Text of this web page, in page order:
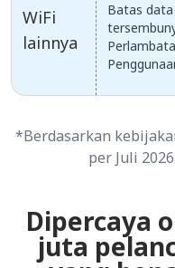
WiFi
lainnya
Batas
*Berdasarkan
per Juli 2026.
Dipercaya
juta